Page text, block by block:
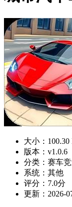
大小：100.30
版本：v1.0.6
分类：赛车
系统：其他
评分：7.0分
更新：2026-